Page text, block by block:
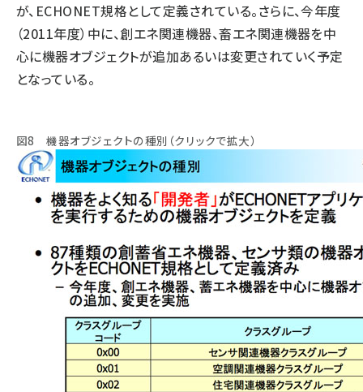
が、ECHONET規格として定義されている。さらに、今年度
（2011年度）中に、創エネ関連機器、畜エネ関連機器を中
心に機器オブジェクトが追加あるいは変更されていく予定
となっている。
図8 機器オブジェクトの種別（クリックで拡大）